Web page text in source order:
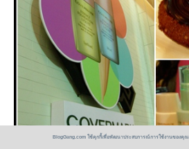
BlogGang.com ใช้คุกกี้เพื่อพัฒนาประสบการณ์การใช้งานของคุณ